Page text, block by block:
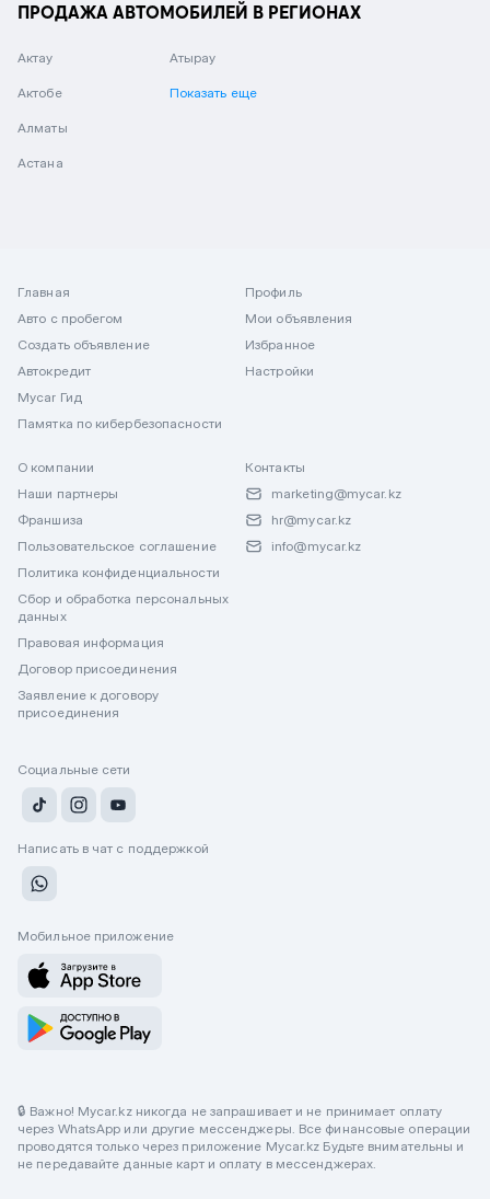
ПРОДАЖА АВТОМОБИЛЕЙ В РЕГИОНАХ
Актау
Актобе
Алматы
Астана
Атырау
Показать еще
Главная
Авто с пробегом
Создать объявление
Автокредит
Mycar Гид
Памятка по кибербезопасности
Профиль
Мои объявления
Избранное
Настройки
О компании
Наши партнеры
Франшиза
Пользовательское соглашение
Политика конфиденциальности
Сбор и обработка персональных
данных
Правовая информация
Договор присоединения
Заявление к договору
присоединения
Контакты
marketing@mycar.kz
hr@mycar.kz
info@mycar.kz
Социальные сети
Написать в чат с поддержкой
Мобильное приложение
🔒 Важно! Mycar.kz никогда не запрашивает и не принимает оплату
через WhatsApp или другие мессенджеры. Все финансовые операции
проводятся только через приложение Mycar.kz Будьте внимательны и
не передавайте данные карт и оплату в мессенджерах.